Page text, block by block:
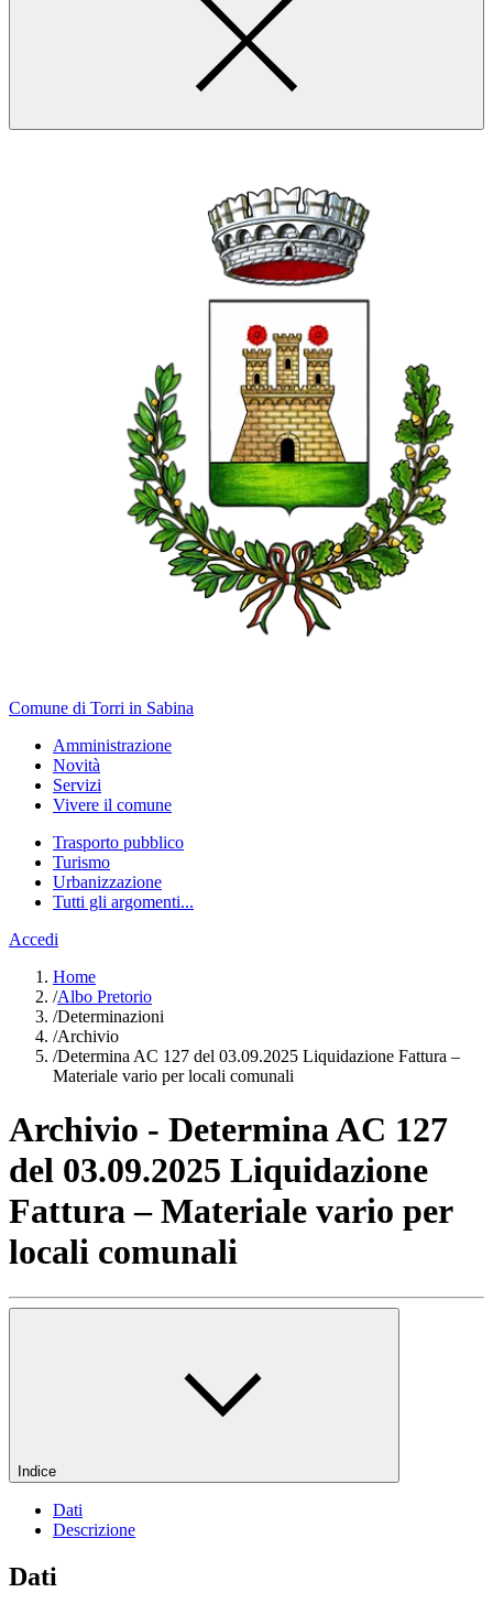
Comune di Torri in Sabina
Amministrazione
Novità
Servizi
Vivere il comune
Trasporto pubblico
Turismo
Urbanizzazione
Tutti gli argomenti...
Accedi
Home
/Albo Pretorio
/Determinazioni
/Archivio
/Determina AC 127 del 03.09.2025 Liquidazione Fattura –
Materiale vario per locali comunali
Archivio - Determina AC 127
del 03.09.2025 Liquidazione
Fattura – Materiale vario per
locali comunali
Indice
Dati
Descrizione
Dati